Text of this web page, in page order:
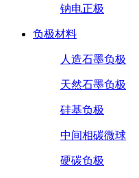
钠电正极
负极材料
人造石墨负极
天然石墨负极
硅基负极
中间相碳微球
硬碳负极